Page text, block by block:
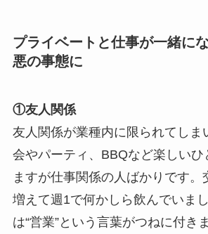
プライベートと仕事が一緒に
悪の事態に
①友人関係
友人関係が業種内に限られてしま
会やパーティ、BBQなど楽しいひ
ますが仕事関係の人ばかりです。
増えて週1で何かしら飲んでいま
は“営業”という言葉がつねに付き